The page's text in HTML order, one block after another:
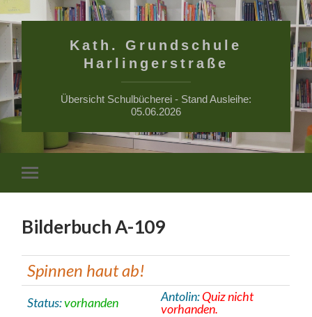
Kath. Grundschule
Harlingerstraße
Übersicht Schulbücherei - Stand Ausleihe:
05.06.2026
Mobile-
Menü
Bilderbuch A-109
Spinnen haut ab!
Status:vorhanden Antolin:Quiz nicht
vorhanden.